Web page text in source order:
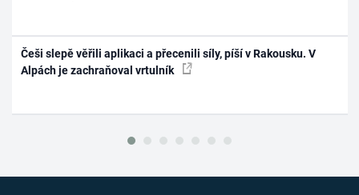
Češi slepě věřili aplikaci a přecenili síly, píší v Rakousku. V
Alpách je zachraňoval vrtulník